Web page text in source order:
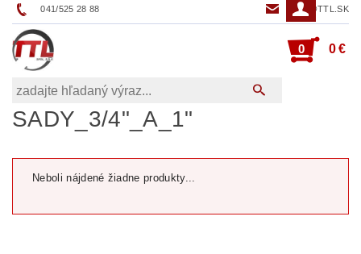
041/525 28 88 TTL@TTL.SK
0 0 €
SADY_3/4"_A_1"
Neboli nájdené žiadne produkty...